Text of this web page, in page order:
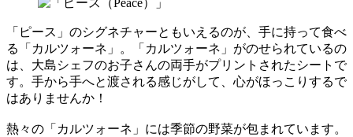
「ピース」のシグネチャーともいえるのが、手に持って食べ
る「カルツォーネ」。「カルツォーネ」がのせられているの
は、大島シェフのお子さんの両手がプリントされたシートで
す。手から手へと渡される感じがして、心がほっこりするで
はありませんか！
熱々の「カルツォーネ」には季節の野菜が包まれています。